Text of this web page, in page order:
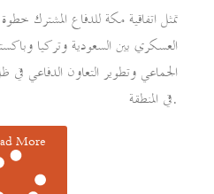
تمثل اتفاقية مكة للدفاع المشترك
العسكري بين السعودية وتركيا
الجماعي وتطوير التعاون الدفاعي في
في المنطقة.
More